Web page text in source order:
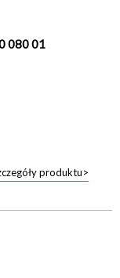
080 01
produktu>